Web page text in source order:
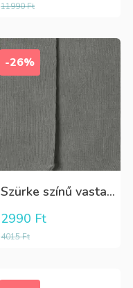
11990Ft
-26%
Szürke színű vastag puha harisnya
4015Ft
2990 Ft